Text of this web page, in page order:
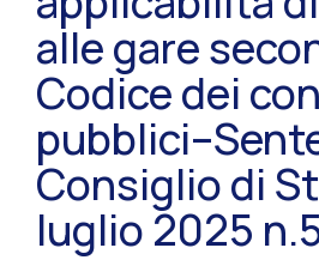
alle gare
Codice dei
Consiglio di
luglio 2025